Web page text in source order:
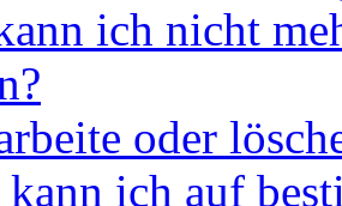
ich nicht
oder
ich auf